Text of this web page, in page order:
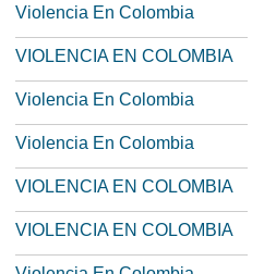
Violencia En Colombia
VIOLENCIA EN COLOMBIA
Violencia En Colombia
Violencia En Colombia
VIOLENCIA EN COLOMBIA
VIOLENCIA EN COLOMBIA